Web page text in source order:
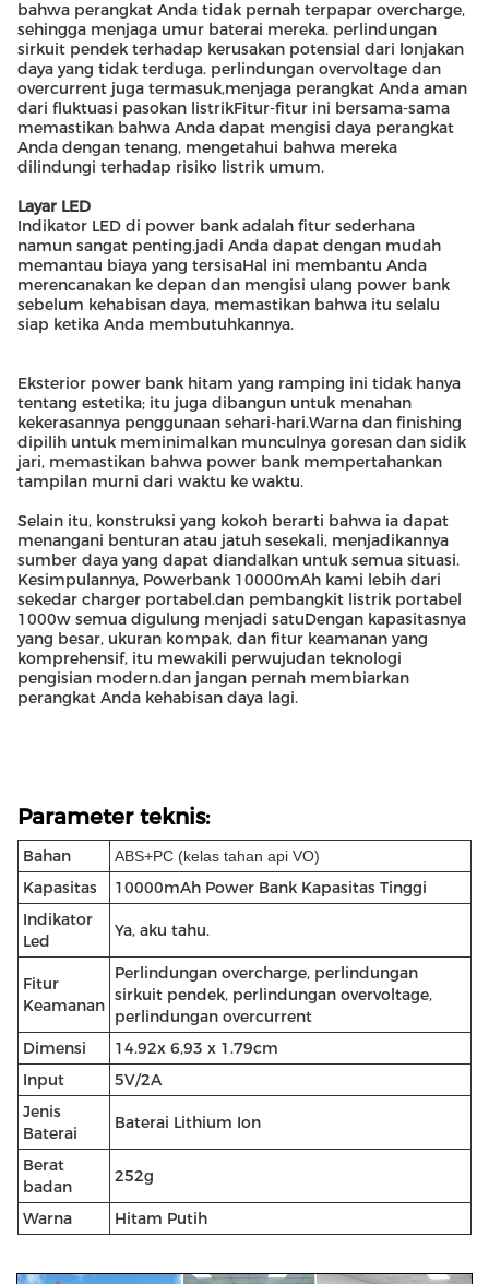
bahwa perangkat Anda tidak pernah terpapar overcharge,
sehingga menjaga umur baterai mereka. perlindungan
sirkuit pendek terhadap kerusakan potensial dari lonjakan
daya yang tidak terduga. perlindungan overvoltage dan
overcurrent juga termasuk,menjaga perangkat Anda aman
dari fluktuasi pasokan listrikFitur-fitur ini bersama-sama
memastikan bahwa Anda dapat mengisi daya perangkat
Anda dengan tenang, mengetahui bahwa mereka
dilindungi terhadap risiko listrik umum.
Layar LED
Indikator LED di power bank adalah fitur sederhana
namun sangat penting.jadi Anda dapat dengan mudah
memantau biaya yang tersisaHal ini membantu Anda
merencanakan ke depan dan mengisi ulang power bank
sebelum kehabisan daya, memastikan bahwa itu selalu
siap ketika Anda membutuhkannya.
Eksterior power bank hitam yang ramping ini tidak hanya
tentang estetika; itu juga dibangun untuk menahan
kekerasannya penggunaan sehari-hari.Warna dan finishing
dipilih untuk meminimalkan munculnya goresan dan sidik
jari, memastikan bahwa power bank mempertahankan
tampilan murni dari waktu ke waktu.
Selain itu, konstruksi yang kokoh berarti bahwa ia dapat
menangani benturan atau jatuh sesekali, menjadikannya
sumber daya yang dapat diandalkan untuk semua situasi.
Kesimpulannya, Powerbank 10000mAh kami lebih dari
sekedar charger portabel.dan pembangkit listrik portabel
1000w semua digulung menjadi satuDengan kapasitasnya
yang besar, ukuran kompak, dan fitur keamanan yang
komprehensif, itu mewakili perwujudan teknologi
pengisian modern.dan jangan pernah membiarkan
perangkat Anda kehabisan daya lagi.
Parameter teknis:
Bahan ABS+PC (kelas tahan api VO)
Kapasitas
10000mAh Power Bank Kapasitas Tinggi
Indikator
Led
Ya, aku tahu.
Fitur
Keamanan
Perlindungan overcharge, perlindungan
sirkuit pendek, perlindungan overvoltage,
perlindungan overcurrent
Dimensi
14.92x 6,93 x 1.79cm
Input
5V/2A
Jenis
Baterai
Baterai Lithium Ion
Berat
badan
252g
Warna Hitam Putih